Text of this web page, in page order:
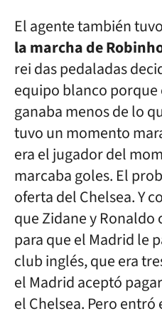
El agente también
la marcha de
rei das pedaladas
equipo blanco porque
ganaba menos de lo
tuvo un momento
era el jugador del
marcaba goles. El
oferta del Chelsea. Y
que Zidane y
para que el Madrid le
club inglés, que era
el Madrid aceptó
el Chelsea. Pero